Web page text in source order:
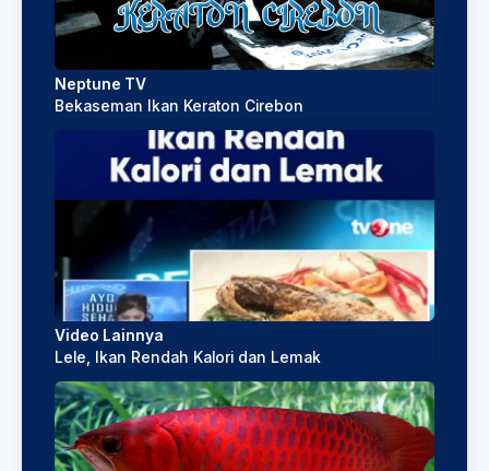
Neptune TV
Bekaseman Ikan Keraton Cirebon
Video Lainnya
Lele, Ikan Rendah Kalori dan Lemak